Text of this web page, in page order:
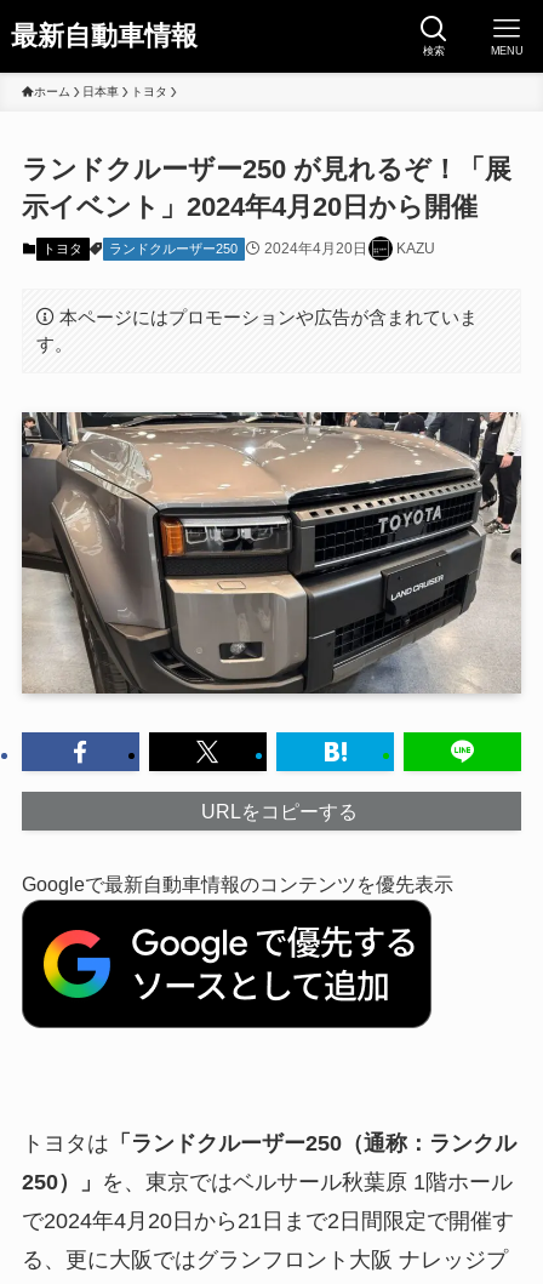
最新自動車情報 検索 MENU
ホーム 日本車 トヨタ
ランドクルーザー250 が見れるぞ！「展
示イベント」2024年4月20日から開催
トヨタ ランドクルーザー250 2024年4月20日 KAZU
本ページにはプロモーションや広告が含まれていま
す。
URLをコピーする
Googleで最新自動車情報のコンテンツを優先表示
トヨタは 「ランドクルーザー250（通称：ランクル
250）」 を、東京ではベルサール秋葉原 1階ホール
で2024年4月20日から21日まで2日間限定で開催す
る、更に大阪ではグランフロント大阪 ナレッジプ